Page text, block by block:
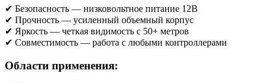
✔ Безопасность — низковольтное питание 12В
✔ Прочность — усиленный объемный корпус
✔ Яркость — четкая видимость с 50+ метров
✔ Совместимость — работа с любыми контроллерами
Области применения: